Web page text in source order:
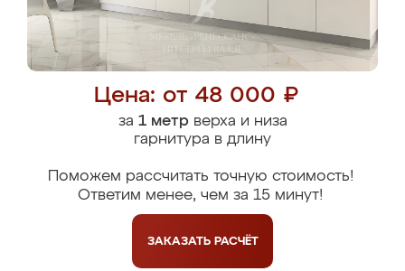
Цена: от 48 000 ₽
за 1 метрверха и низа
гарнитура в длину
Поможем рассчитать точную стоимость!
Ответим менее, чем за 15 минут!
ЗАКАЗАТЬ РАСЧЁТ